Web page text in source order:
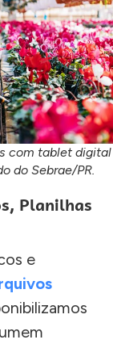
com tablet digital
do Sebrae/PR.
Planilhas
e